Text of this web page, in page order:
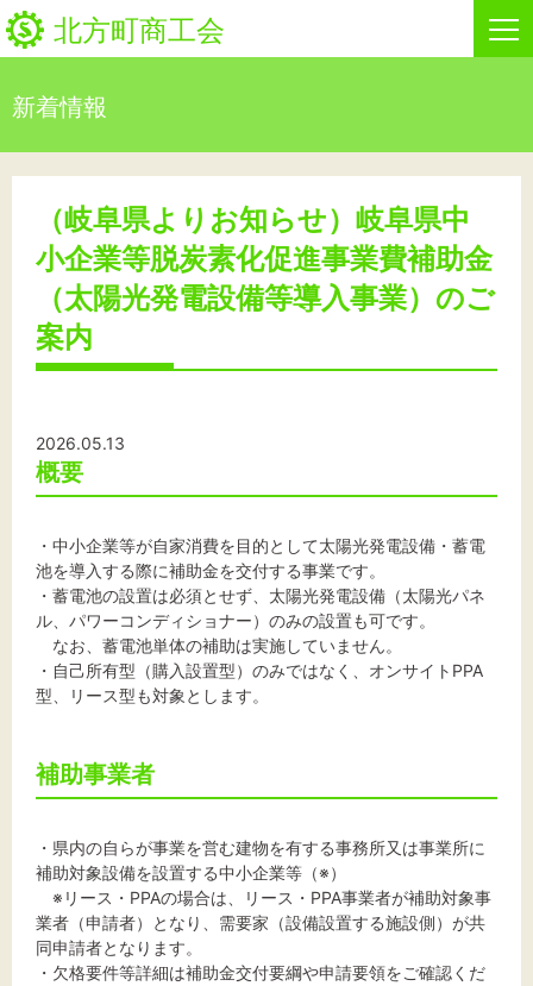
北方町商工会
事業者・創業者の方へ
関係機関の方へ
北方町商工会について
文字サイズ
標準 拡大
黒 白 黄
新着情報
（岐阜県よりお知らせ）岐阜県中
小企業等脱炭素化促進事業費補助金
（太陽光発電設備等導入事業）のご
案内
2026.05.13
概要
・中小企業等が自家消費を目的として太陽光発電設備・蓄電
池を導入する際に補助金を交付する事業です。
・蓄電池の設置は必須とせず、太陽光発電設備（太陽光パネ
ル、パワーコンディショナー）のみの設置も可です。
なお、蓄電池単体の補助は実施していません。
​・自己所有型（購入設置型）のみではなく、オンサイトPPA
型、リース型も対象とします。
補助事業者
・県内の自らが事業を営む建物を有する事務所又は事業所に
補助対象設備を設置する中小企業等（※）
※リース・PPAの場合は、リース・PPA事業者が補助対象事
業者（申請者）となり、需要家（設備設置する施設側）が共
同申請者となります。
・欠格要件等詳細は補助金交付要綱や申請要領をご確認くだ